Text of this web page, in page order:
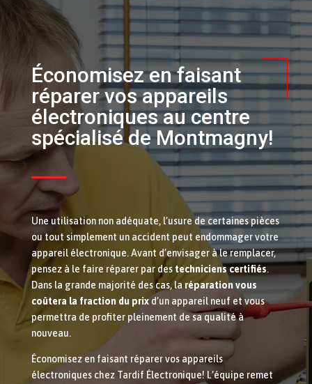
Économisez en faisant
réparer vos appareils
électroniques au centre
spécialisé de Montmagny!
Une utilisation non adéquate, l’usure de certaines pièces
ou tout simplement un accident peut endommager votre
appareil électronique. Avant d’envisager à le remplacer,
pensez à le faire réparer par des techniciens certifiés.
Dans la grande majorité des cas, la réparation vous
coûtera la fraction du prixd’un appareil neuf et vous
permettra de profiter pleinement de sa qualité à
nouveau.
Économisez en faisant réparer vos appareils
électroniques chez Tardif Électronique! L’équipe remet